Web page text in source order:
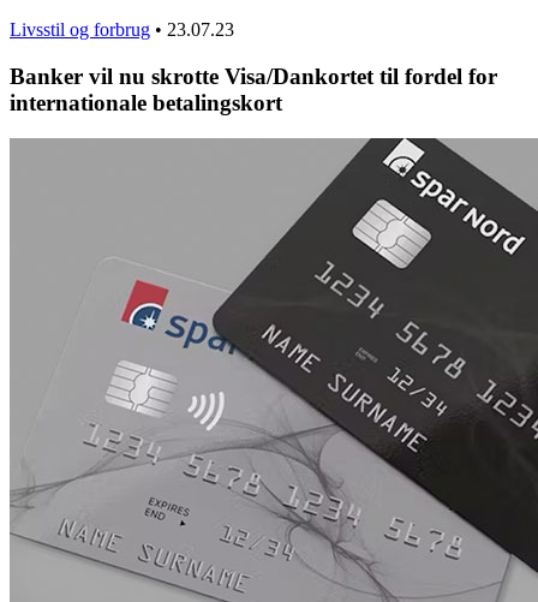
Livsstil og forbrug • 23.07.23
Banker vil nu skrotte Visa/Dankortet til fordel for
internationale betalingskort